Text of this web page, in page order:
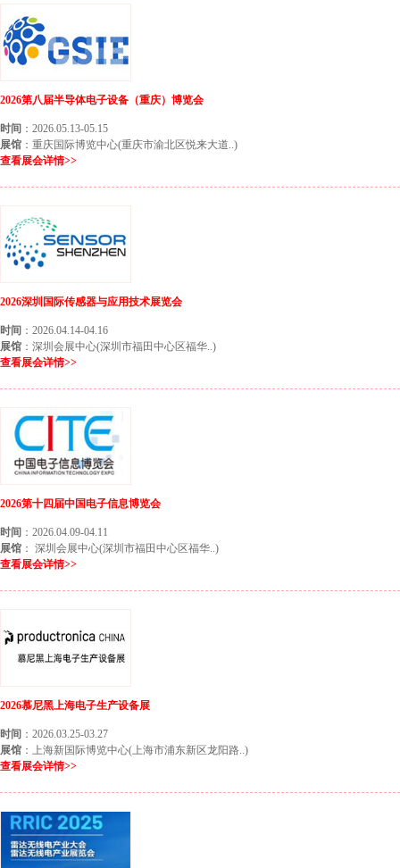
2026第八届半导体电子设备（重庆）博览会
时间 ：2026.05.13-05.15
展馆 ：重庆国际博览中心(重庆市渝北区悦来大道..)
查看展会详情>>
2026深圳国际传感器与应用技术展览会
时间 ：2026.04.14-04.16
展馆 ：深圳会展中心(深圳市福田中心区福华..)
查看展会详情>>
2026第十四届中国电子信息博览会
时间 ：2026.04.09-04.11
展馆 ： 深圳会展中心(深圳市福田中心区福华..)
查看展会详情>>
2026慕尼黑上海电子生产设备展
时间 ：2026.03.25-03.27
展馆 ：上海新国际博览中心(上海市浦东新区龙阳路..)
查看展会详情>>